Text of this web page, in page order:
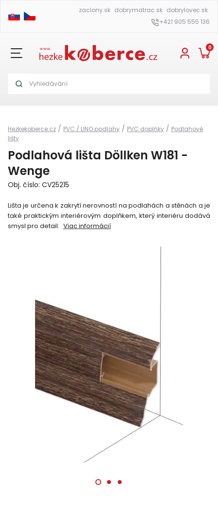
zaclony.sk dobrymatrac.sk dobrylovec.sk
+421 905 555 136
0
Hezkekoberce.cz / PVC / LINO podlahy / PVC doplňky / Podlahové
lišty
Podlahová lišta Döllken W181 -
Wenge
Obj. číslo: CV25215
Lišta je určena k zakrytí nerovností na podlahách a stěnách a je
také praktickým interiérovým doplňkem, který interiéru dodává
smysl pro detail. Viac informácií